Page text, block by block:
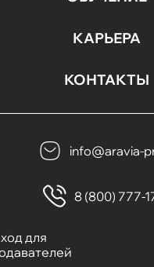
КАРЬЕРА
КОНТАКТЫ
info@aravia-
8 (800) 777-
для